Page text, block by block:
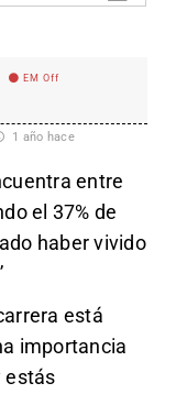
EM Off
1 año hace
entre
el 37% de
haber vivido
está
importancia
estás